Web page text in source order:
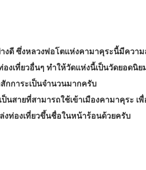
ดี ซึ่งหลวงพ่อโตแห่งคามาคุระนี้มีความ
เที่ยวอื่นๆ ทำให้วัดแห่งนี้เป็นวัดยอดนิย
กการะเป็นจำนวนมากครับ
ป็นสายที่สามารถใช้เข้าเมืองคามาคุระ
งท่องเที่ยวขึ้นชื่อในหน้าร้อนด้วยครับ